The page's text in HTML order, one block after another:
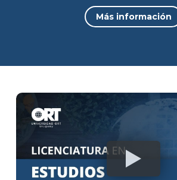
Más información